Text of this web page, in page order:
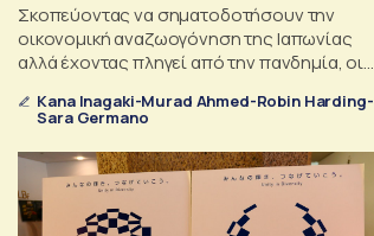
Σκοπεύοντας να σηματοδοτήσουν την
οικονομική αναζωογόνηση της Ιαπωνίας
αλλά έχοντας πληγεί από την πανδημία, οι
Kana Inagaki-Murad Ahmed-Robin Harding-
Sara Germano